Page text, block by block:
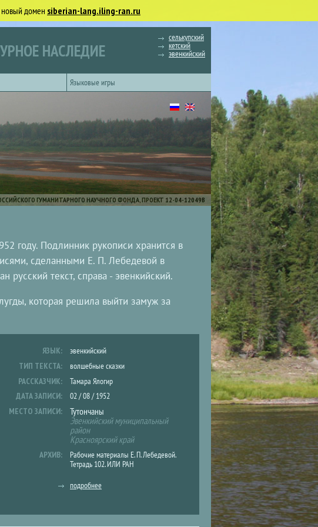
новый домен siberian-lang.iling-ran.ru
НАСЛЕДИЕ
селькупский
кетский
эвенкийский
Языковые игры
ГУМАНИТАРНОГО НАУЧНОГО ФОНДА, ПРОЕКТ 12-04-12049В
году. Подлинник рукописи хранится в
сделанными Е. П. Лебедевой в
русский текст, справа - эвенкийский.
которая решила выйти замуж за
ЯЗЫК:
эвенкийский
ТИП ТЕКСТА:
волшебные сказки
РАССКАЗЧИК:
Тамара Ялогир
ДАТА ЗАПИСИ:
02 / 08 / 1952
МЕСТО ЗАПИСИ:
Тутончаны
Эвенкийский муниципальный
район
Красноярский край
АРХИВ:
Рабочие материалы Е. П. Лебедевой.
Тетрадь 102. ИЛИ РАН
подробнее